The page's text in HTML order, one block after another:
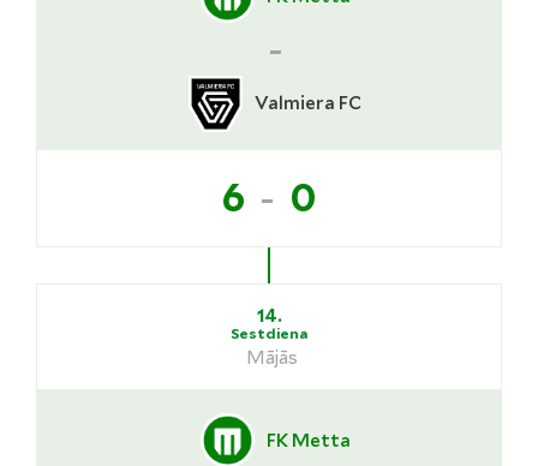
-
Valmiera FC
6 - 0
14.
Sestdiena
Mājās
FK Metta